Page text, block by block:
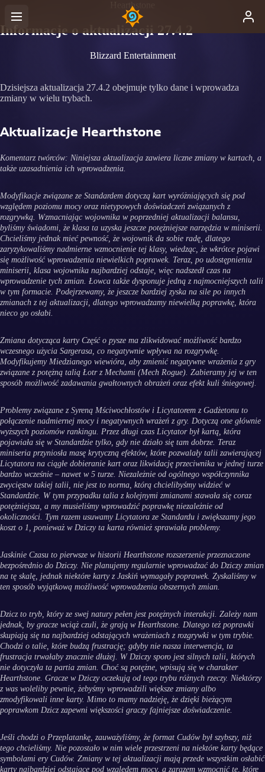
Hearthstone
Informacje o aktualizacji 27.4.2
Blizzard Entertainment
Dzisiejsza aktualizacja 27.4.2 obejmuje tylko dane i wprowadza
zmiany w wielu trybach.
Aktualizacje Hearthstone
Komentarz twórców: Niniejsza aktualizacja zawiera liczne zmiany w kartach, a
także uzasadnienia ich wprowadzenia.
Modyfikacje związane ze Standardem dotyczą kart wyróżniających się pod
względem poziomu mocy oraz nietypowych doświadczeń związanych z
rozgrywką. Wzmacniając wojownika w poprzedniej aktualizacji balansu,
byliśmy świadomi, że klasa ta uzyska jeszcze potężniejsze narzędzia w miniserii.
Chcieliśmy jednak mieć pewność, że wojownik da sobie radę, dlatego
zaryzykowaliśmy nadmierne wzmocnienie tej klasy, wiedząc, że wkrótce pojawi
się możliwość wprowadzenia niewielkich poprawek. Teraz, po udostępnieniu
miniserii, klasa wojownika najbardziej odstaje, więc nadszedł czas na
wprowadzenie tych zmian. Łowca także dysponuje jedną z najmocniejszych talii
w tym formacie. Podejrzewamy, że jeszcze bardziej zyska na sile po innych
zmianach z tej aktualizacji, dlatego wprowadzamy niewielką poprawkę, która
nieco go osłabi.
Zmiana dotycząca karty Część o pysze ma zlikwidować możliwość bardzo
wczesnego użycia Sargerasa, co negatywnie wpływa na rozgrywkę.
Modyfikujemy Miedzianego wiewióra, aby zmienić negatywne wrażenia z gry
związane z potężną talią Łotr z Mechami (Mech Rogue). Zabieramy jej w ten
sposób możliwość zadawania gwałtownych obrażeń oraz efekt kuli śniegowej.
Problemy związane z Syreną Mściwochłostów i Licytatorem z Gadżetonu to
połączenie nadmiernej mocy i negatywnych wrażeń z gry. Dotyczą one głównie
wyższych poziomów rankingu. Przez długi czas Licytator był kartą, która
pojawiała się w Standardzie tylko, gdy nie działo się tam dobrze. Teraz
miniseria przyniosła masę krytyczną efektów, które pozwalały talii zawierającej
Licytatora na ciągłe dobieranie kart oraz likwidację przeciwnika w jednej turze
bardzo wcześnie – nawet w 5 turze. Niezależnie od ogólnego współczynnika
zwycięstw takiej talii, nie jest to norma, którą chcielibyśmy widzieć w
Standardzie. W tym przypadku talia z kolejnymi zmianami stawała się coraz
potężniejsza, a my musieliśmy wprowadzić poprawkę niezależnie od
okoliczności. Tym razem usuwamy Licytatora ze Standardu i zwiększamy jego
koszt o 1, ponieważ w Dziczy ta karta również sprawiała problemy.
Jaskinie Czasu to pierwsze w historii Hearthstone rozszerzenie przeznaczone
bezpośrednio do Dziczy. Nie planujemy regularnie wprowadzać do Dziczy zmian
na tę skalę, jednak niektóre karty z Jaskiń wymagały poprawek. Zyskaliśmy w
ten sposób wyjątkową możliwość wprowadzenia obszernych zmian.
Dzicz to tryb, który ze swej natury pełen jest potężnych interakcji. Zależy nam
jednak, by gracze wciąż czuli, że grają w Hearthstone. Dlatego też poprawki
skupiają się na najbardziej odstających wrażeniach z rozgrywki w tym trybie.
Chodzi o talie, które budzą frustrację; gdyby nie nasza interwencja, ta
frustracja trwałaby znacznie dłużej. W Dziczy sporo jest silnych talii, których
nie dotyczyła ta partia zmian. Choć są potężne, wpisują się w charakter
Hearthstone. Gracze w Dziczy oczekują od tego trybu różnych rzeczy. Niektórzy
z was woleliby pewnie, żebyśmy wprowadzili większe zmiany albo
zmodyfikowali inne karty. Mimo to mamy nadzieję, że dzięki bieżącym
poprawkom Dzicz zapewni większości graczy fajniejsze doświadczenie.
Jeśli chodzi o Przeplatankę, zauważyliśmy, że format Cudów był szybszy, niż
tego chcieliśmy. Nie pozostało w nim wiele przestrzeni na niektóre karty będące
symbolami ery Cudów. Zmiany w tej aktualizacji mają przede wszystkim osłabić
karty najbardziej odstające pod względem mocy, a zarazem wzmocnić te, które